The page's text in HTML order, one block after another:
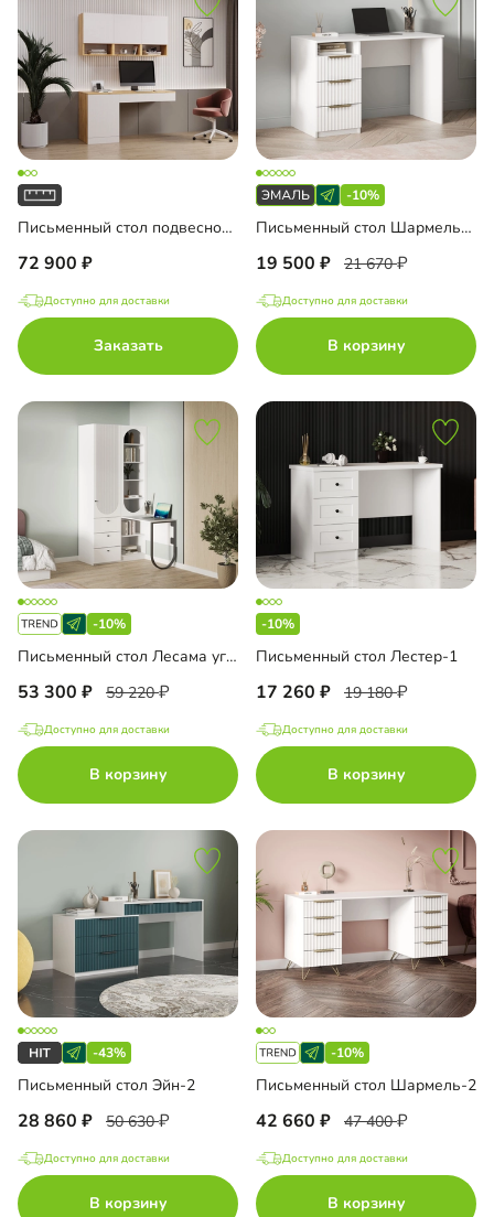
Письменный стол подвесной Мобаро-7
72 900
Доступно для доставки
Заказать
-10%
Письменный стол Шармель-3 Лайф Эмаль
19 500 21 670
Доступно для доставки
В корзину
-10%
Письменный стол Лесама угловой
53 300 59 220
Доступно для доставки
В корзину
-10%
Письменный стол Лестер-1
17 260 19 180
Доступно для доставки
В корзину
-43%
Письменный стол Эйн-2
28 860 50 630
Доступно для доставки
В корзину
-10%
Письменный стол Шармель-2
42 660 47 400
Доступно для доставки
В корзину